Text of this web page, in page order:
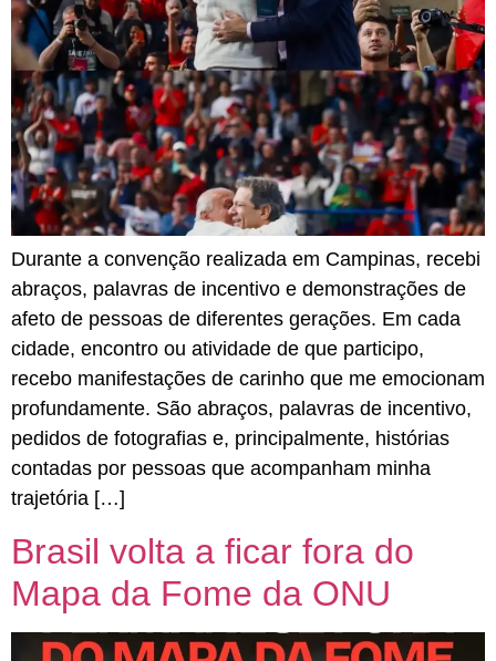
Durante a convenção realizada em Campinas, recebi
abraços, palavras de incentivo e demonstrações de
afeto de pessoas de diferentes gerações. Em cada
cidade, encontro ou atividade de que participo,
recebo manifestações de carinho que me emocionam
profundamente. São abraços, palavras de incentivo,
pedidos de fotografias e, principalmente, histórias
contadas por pessoas que acompanham minha
trajetória […]
Brasil volta a ficar fora do
Mapa da Fome da ONU